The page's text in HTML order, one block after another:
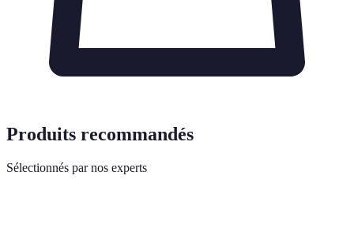
Produits recommandés
Sélectionnés par nos experts